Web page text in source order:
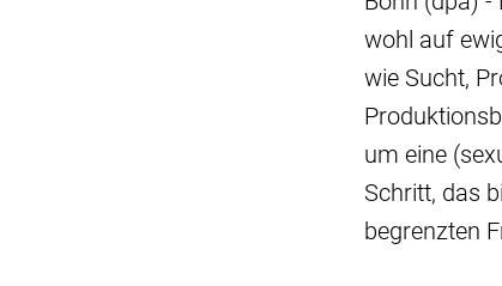
wohl auf
wie Sucht,
um eine
Schritt, das
begrenzten